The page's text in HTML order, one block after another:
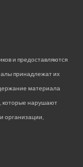
и предоставляются
принадлежат их
материала
которые нарушают
организации,